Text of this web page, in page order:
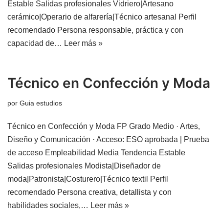
Estable Salidas profesionales Vidriero|Artesano
cerámico|Operario de alfarería|Técnico artesanal Perfil
recomendado Persona responsable, práctica y con
capacidad de… Leer más »
Técnico en Confección y Moda
por Guia estudios
Técnico en Confección y Moda FP Grado Medio · Artes,
Diseño y Comunicación · Acceso: ESO aprobada | Prueba
de acceso Empleabilidad Media Tendencia Estable
Salidas profesionales Modista|Diseñador de
moda|Patronista|Costurero|Técnico textil Perfil
recomendado Persona creativa, detallista y con
habilidades sociales,… Leer más »